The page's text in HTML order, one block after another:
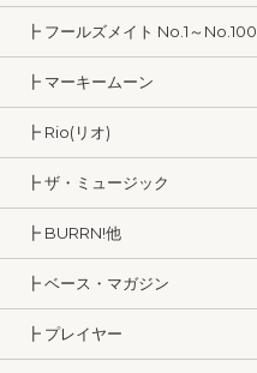
┣ フールズメイト No.1～No.100
┣ マーキームーン
┣ Rio(リオ)
┣ ザ・ミュージック
┣ BURRN!他
┣ ベース・マガジン
┣ プレイヤー